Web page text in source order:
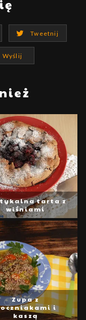
Tweetnij
Wyślij
tarta z
wiśniami
Zupa z
i
kaszą